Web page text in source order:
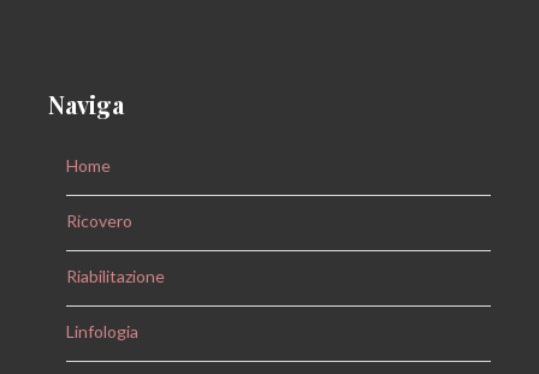
Naviga
Home
Ricovero
Riabilitazione
Linfologia